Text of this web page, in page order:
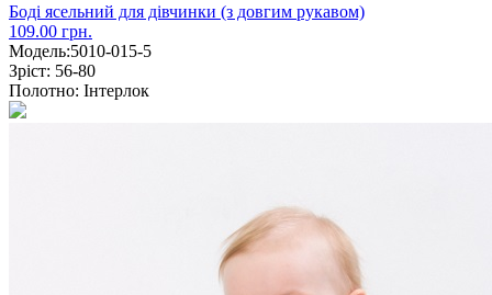
Боді ясельний для дівчинки (з довгим рукавом)
109.00 грн.
Модель:5010-015-5
Зріст: 56-80
Полотно: Інтерлок